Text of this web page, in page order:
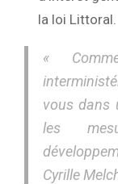
la loi Littoral.
«
vous dans
les
Cyrille